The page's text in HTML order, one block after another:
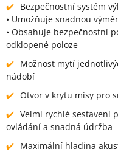
Bezpečnostní systém
• Umožňuje snadnou
• Obsahuje bezpečnostní
odklopené poloze
Možnost mytí
nádobí
Otvor v krytu mísy pro
Velmi rychlé sestavení
ovládání a snadná údržba
Maximální hladina